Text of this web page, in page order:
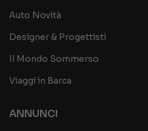
Auto Novità
Designer & Progettisti
Il Mondo Sommerso
Viaggi in Barca
ANNUNCI